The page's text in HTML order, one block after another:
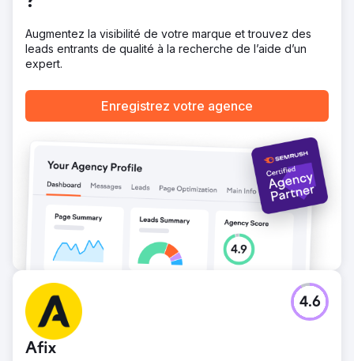
Augmentez la visibilité de votre marque et trouvez des
leads entrants de qualité à la recherche de l’aide d’un
expert.
Enregistrez votre agence
Afix
4.6